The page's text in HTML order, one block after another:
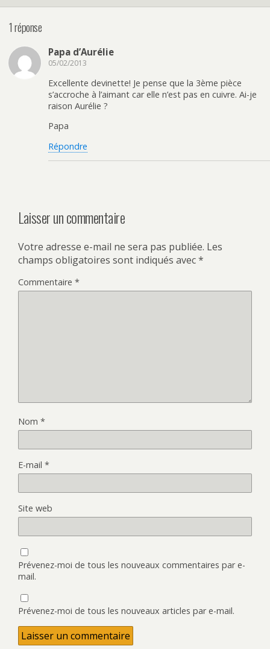
1 réponse
Papa d’Aurélie
05/02/2013
Excellente devinette! Je pense que la 3ème pièce
s’accroche à l’aimant car elle n’est pas en cuivre. Ai-je
raison Aurélie ?
Papa
Répondre
Laisser un commentaire
Votre adresse e-mail ne sera pas publiée. Les
champs obligatoires sont indiqués avec*
Commentaire *
Nom *
E-mail *
Site web
Prévenez-moi de tous les nouveaux commentaires par e-
mail.
Prévenez-moi de tous les nouveaux articles par e-mail.